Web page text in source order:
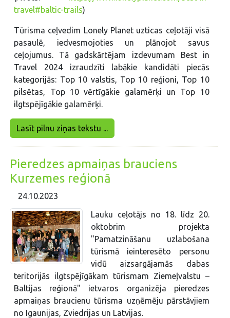
travel#baltic-trails)
Tūrisma ceļvedim Lonely Planet uzticas ceļotāji visā
pasaulē, iedvesmojoties un plānojot savus
ceļojumus. Tā gadskārtējam izdevumam Best in
Travel 2024 izraudzīti labākie kandidāti piecās
kategorijās: Top 10 valstis, Top 10 reģioni, Top 10
pilsētas, Top 10 vērtīgākie galamērķi un Top 10
ilgtspējīgākie galamērķi.
Lasīt pilnu ziņas tekstu ...
Pieredzes apmaiņas brauciens
Kurzemes reģionā
24.10.2023
Lauku ceļotājs no 18. līdz 20.
oktobrim projekta
"Pamatzināšanu uzlabošana
tūrismā ieinteresēto personu
vidū aizsargājamās dabas
teritorijās ilgtspējīgākam tūrismam Ziemeļvalstu –
Baltijas reģionā" ietvaros organizēja pieredzes
apmaiņas braucienu tūrisma uzņēmēju pārstāvjiem
no Igaunijas, Zviedrijas un Latvijas.